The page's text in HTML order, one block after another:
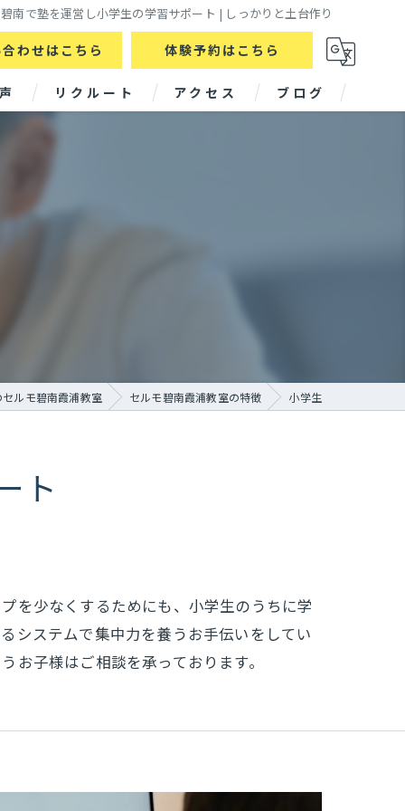
碧南で塾を運営し小学生の学習サポート | しっかりと土台作り
わせはこちら 体験予約はこちら
リクルート アクセス ブログ
ルモ碧南霞浦教室 セルモ碧南霞浦教室の特徴 小学生
ト
を少なくするためにも、小学生のうちに学
システムで集中力を養うお手伝いをしてい
子様はご相談を承っております。